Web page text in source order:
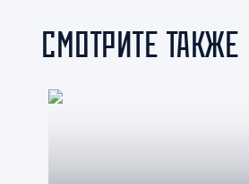
СМОТРИТЕ ТАКЖЕ